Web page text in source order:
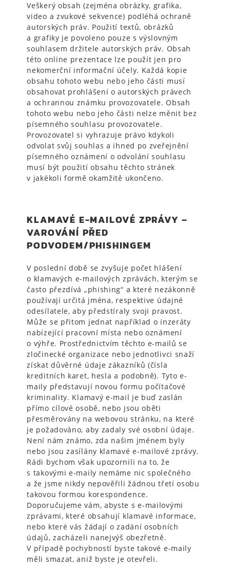
Veškerý obsah (zejména obrázky, grafika,
video a zvukové sekvence) podléhá ochraně
autorských práv. Použití textů, obrázků
a grafiky je povoleno pouze s výslovným
souhlasem držitele autorských práv. Obsah
této online prezentace lze použít jen pro
nekomerční informační účely. Každá kopie
obsahu tohoto webu nebo jeho části musí
obsahovat prohlášení o autorských právech
a ochrannou známku provozovatele. Obsah
tohoto webu nebo jeho části nelze měnit bez
písemného souhlasu provozovatele.
Provozovatel si vyhrazuje právo kdykoli
odvolat svůj souhlas a ihned po zveřejnění
písemného oznámení o odvolání souhlasu
musí být použití obsahu těchto stránek
v jakékoli formě okamžitě ukončeno.
KLAMAVÉ E-MAILOVÉ ZPRÁVY –
VAROVÁNÍ PŘED
PODVODEM/PHISHINGEM
V poslední době se zvyšuje počet hlášení
o klamavých e-mailových zprávách, kterým se
často přezdívá „phishing“ a které nezákonně
používají určitá jména, respektive údajné
odesílatele, aby předstíraly svoji pravost.
Může se přitom jednat například o inzeráty
nabízející pracovní místa nebo oznámení
o výhře. Prostřednictvím těchto e-mailů se
zločinecké organizace nebo jednotlivci snaží
získat důvěrné údaje zákazníků (čísla
kreditních karet, hesla a podobně). Tyto e-
maily představují novou formu počítačové
kriminality. Klamavý e-mail je buď zaslán
přímo cílové osobě, nebo jsou oběti
přesměrovány na webovou stránku, na které
je požadováno, aby zadaly své osobní údaje.
Není nám známo, zda našim jménem byly
nebo jsou zasílány klamavé e-mailové zprávy.
Rádi bychom však upozornili na to, že
s takovými e-maily nemáme nic společného
a že jsme nikdy nepověřili žádnou třetí osobu
takovou formou korespondence.
Doporučujeme vám, abyste s e-mailovými
zprávami, které obsahují klamavé informace,
nebo které vás žádají o zadání osobních
údajů, zacházeli nanejvýš obezřetně.
V případě pochybností byste takové e-maily
měli smazat, aniž byste je otevřeli.